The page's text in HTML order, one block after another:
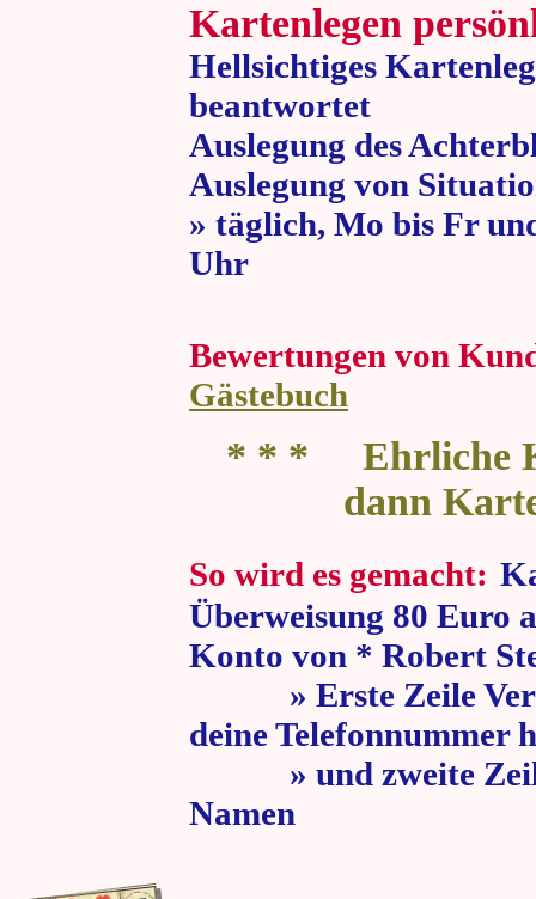
Kartenlegen
Hellsichtiges
beantwortet
Auslegung des
Auslegung von
» täglich, Mo bis Fr
Uhr » 80
Bewertungen von
Gästebuch
* * * Ehrliche
dann
So wird es gemacht:
Überweisung 80 Euro
Konto von * Robert
» Erste Zeile
deine Telefonnummer
» und zweite Zeile
Namen